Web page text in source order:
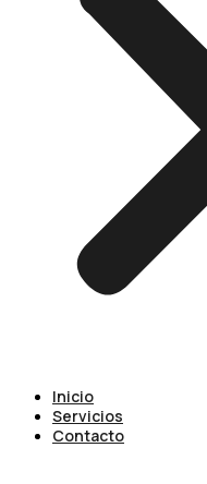
Inicio
Servicios
Contacto